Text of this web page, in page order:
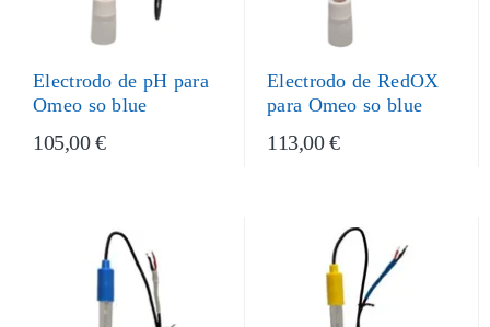
Electrodo de pH para
Omeo so blue
105,00 €
Electrodo de RedOX
para Omeo so blue
113,00 €